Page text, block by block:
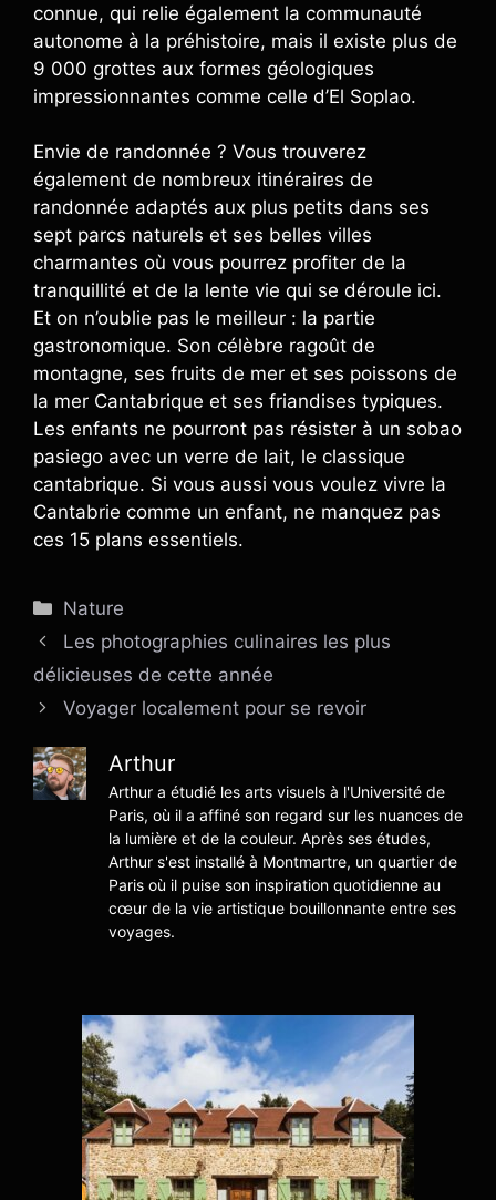
connue, qui relie également la communauté
autonome à la préhistoire, mais il existe plus de
9 000 grottes aux formes géologiques
impressionnantes comme celle d’El Soplao.
Envie de randonnée ? Vous trouverez
également de nombreux itinéraires de
randonnée adaptés aux plus petits dans ses
sept parcs naturels et ses belles villes
charmantes où vous pourrez profiter de la
tranquillité et de la lente vie qui se déroule ici.
Et on n’oublie pas le meilleur : la partie
gastronomique. Son célèbre ragoût de
montagne, ses fruits de mer et ses poissons de
la mer Cantabrique et ses friandises typiques.
Les enfants ne pourront pas résister à un sobao
pasiego avec un verre de lait, le classique
cantabrique. Si vous aussi vous voulez vivre la
Cantabrie comme un enfant, ne manquez pas
ces 15 plans essentiels.
Catégories
Nature
Les photographies culinaires les plus
délicieuses de cette année
Voyager localement pour se revoir
Arthur
Arthur a étudié les arts visuels à l'Université de
Paris, où il a affiné son regard sur les nuances de
la lumière et de la couleur. Après ses études,
Arthur s'est installé à Montmartre, un quartier de
Paris où il puise son inspiration quotidienne au
cœur de la vie artistique bouillonnante entre ses
voyages.